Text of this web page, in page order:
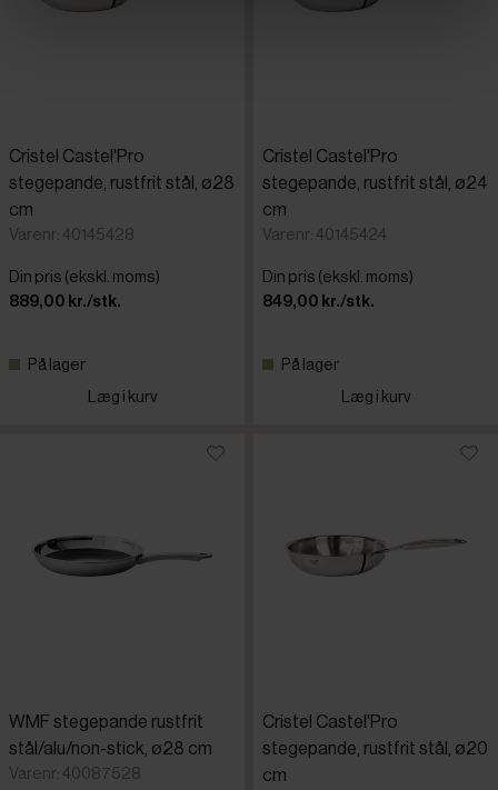
Cristel Castel'Pro
stegepande, rustfrit stål, ø28
cm
Varenr: 40145428
Din pris (ekskl. moms)
889,00 kr./stk.
På lager
Læg i kurv
Cristel Castel'Pro
stegepande, rustfrit stål, ø24
cm
Varenr: 40145424
Din pris (ekskl. moms)
849,00 kr./stk.
På lager
Læg i kurv
WMF stegepande rustfrit
stål/alu/non-stick, ø28 cm
Varenr: 40087528
Cristel Castel'Pro
stegepande, rustfrit stål, ø20
cm